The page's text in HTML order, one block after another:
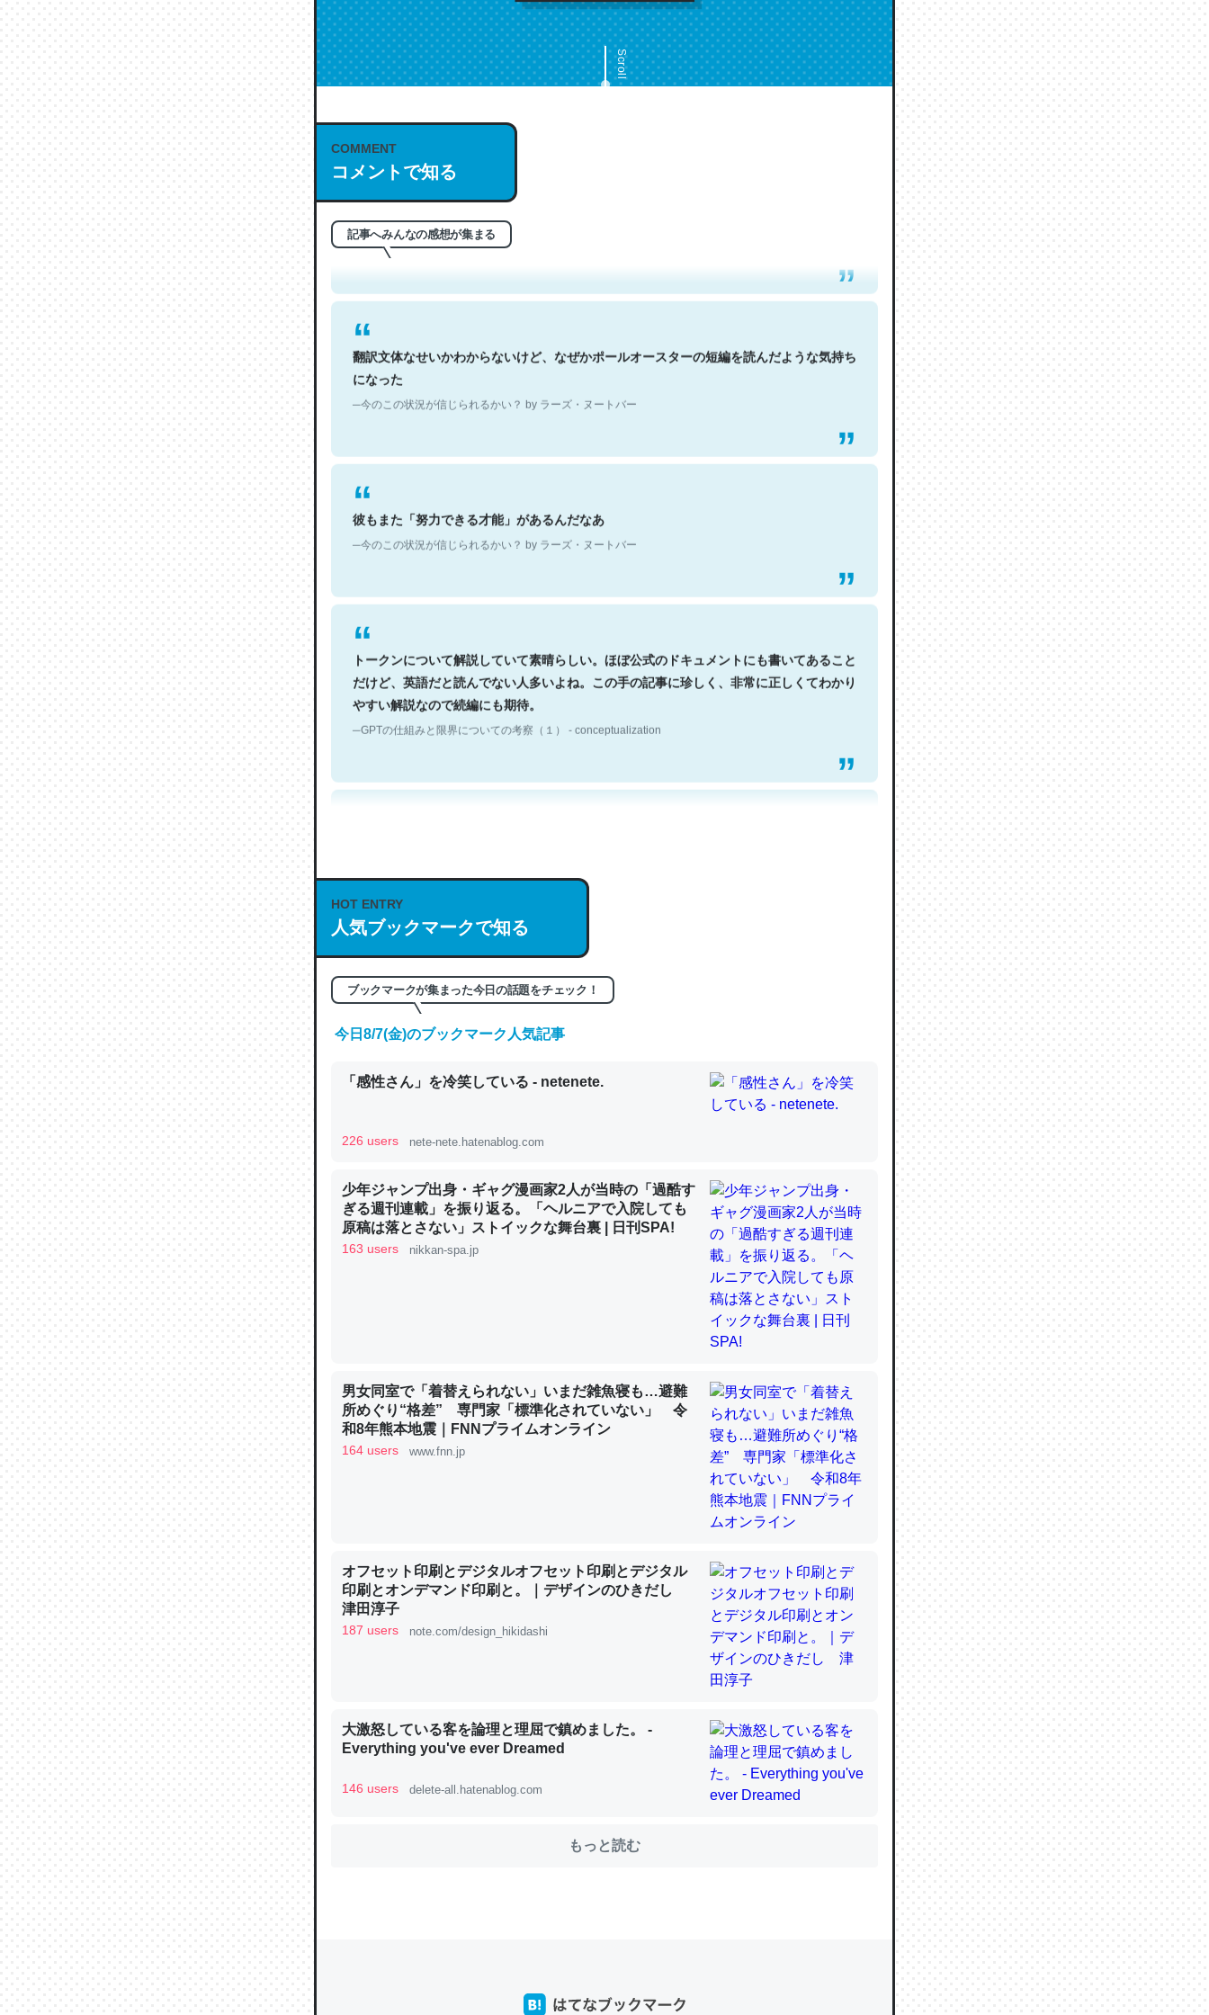
Scroll
COMMENT
コメントで知る
記事へみんなの感想が集まる
これは名文。彼はとてもクレバーなんだろうなと凄く思う。英語少しでも読める人は原文
もお勧め。自分はこの流れ好き。Let’s Fucking Go. Then Covid hit. Shit.
─今のこの状況が信じられるかい？ by ラーズ・ヌートバー
翻訳文体なせいかわからないけど、なぜかポールオースターの短編を読んだような気持ち
になった
─今のこの状況が信じられるかい？ by ラーズ・ヌートバー
彼もまた「努力できる才能」があるんだなあ
─今のこの状況が信じられるかい？ by ラーズ・ヌートバー
トークンについて解説していて素晴らしい。ほぼ公式のドキュメントにも書いてあること
だけど、英語だと読んでない人多いよね。この手の記事に珍しく、非常に正しくてわかり
やすい解説なので続編にも期待。
─GPTの仕組みと限界についての考察（１） - conceptualization
これは良記事。32768トークンだと英語小説100ページ分くらい。小説でいう「ずっと前
の伏線」は回収されないけど、短期記憶というには多い分量。進化すればするほど分かり
やすく強くなりそう
の600分の1程度。
─ニュース :: 【研究発表】昆虫学の大問題＝「昆虫はなぜ海にいないのか」に関する新仮説
論文では「淡水はカルシウムも酸素も不足してて両方に不利だから両方が拮抗してるので
チンを強化してる筈だが、酵素が違うのか？
─ニュース :: 【研究発表】昆虫学の大問題＝「昆虫はなぜ海にいないのか」に関する新仮説
これを元に考えるとカルシウムを大量に使う脊椎動物と貝類は苦労してるんだな…。腹足
─ニュース :: 【研究発表】昆虫学の大問題＝「昆虫はなぜ海にいないのか」に関する新仮説
ウチもEchoを実家に置いて４年。でたまに覗いてる。ぼちぼちRingも置こうかと画策
れ見て生きてるなって分かる。
─たまにLINEするくらいだった遠方の父67歳と僕。ITツール導入でコミュニケーションが劇的に変化し
HOT ENTRY
人気ブックマークで知る
ブックマークが集まった今日の話題をチェック！
今日8/7(金)のブックマーク人気記事
「感性さん」を冷笑している - netenete.
226 users nete-nete.hatenablog.com
少年ジャンプ出身・ギャグ漫画家2人が当時の「過酷す
ぎる週刊連載」を振り返る。「ヘルニアで入院しても
原稿は落とさない」ストイックな舞台裏 | 日刊SPA!
163 users nikkan-spa.jp
男女同室で「着替えられない」いまだ雑魚寝も…避難
所めぐり“格差” 専門家「標準化されていない」 令
和8年熊本地震｜FNNプライムオンライン
164 users www.fnn.jp
オフセット印刷とデジタルオフセット印刷とデジタル
印刷とオンデマンド印刷と。｜デザインのひきだし
津田淳子
187 users note.com/design_hikidashi
大激怒している客を論理と理屈で鎮めました。 -
Everything you've ever Dreamed
146 users delete-all.hatenablog.com
もっと読む